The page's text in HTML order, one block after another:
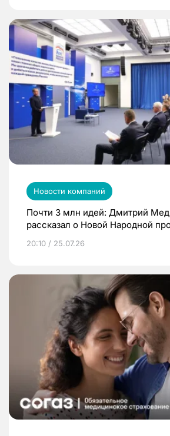
Новости компаний
Почти 3 млн идей: Дмитрий
рассказал о Новой Народной
20:10 / 25.07.26